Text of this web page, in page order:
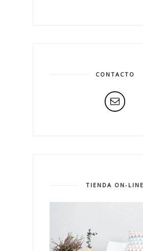
CONTACTO
TIENDA ON-LINE